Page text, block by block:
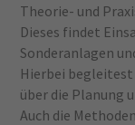
Theorie- und
Dieses findet
Sonderanlagen
Hierbei begleitest
über die Planung
Auch die